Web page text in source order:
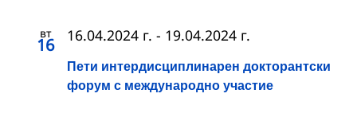
вт
16
Пети интердисциплинарен докторантски
форум с международно участие
16.04.2024 г. - 19.04.2024 г.